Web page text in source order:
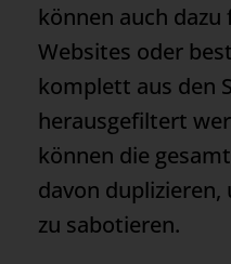
können auch dazu
Websites oder
komplett aus den
herausgefiltert
können die
davon
zu sabotieren.